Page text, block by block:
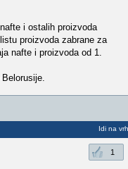
i ostalih proizvoda
proizvoda zabrane za
nafte i proizvoda od 1.
Idi na vrh
1